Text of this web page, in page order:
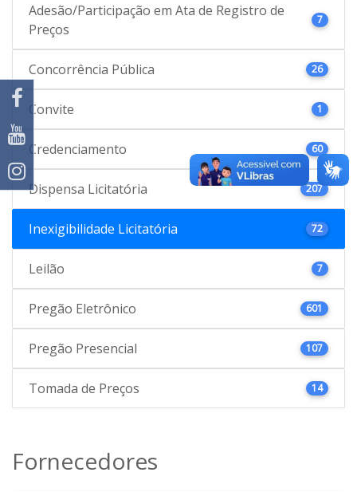
Adesão/Participação em Ata de Registro de
Preços
7
Concorrência Pública 26
Convite 1
Credenciamento 60
Dispensa Licitatória 207
Inexigibilidade Licitatória 72
Leilão 7
Pregão Eletrônico 601
Pregão Presencial 107
Tomada de Preços 14
Fornecedores